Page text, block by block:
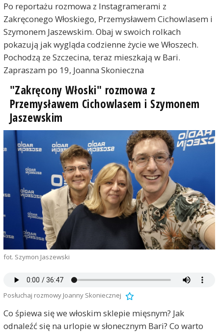
Po reportażu rozmowa z Instagramerami z
Zakręconego Włoskiego, Przemysławem Cichowlasem i
Szymonem Jaszewskim. Obaj w swoich rolkach
pokazują jak wygląda codzienne życie we Włoszech.
Pochodzą ze Szczecina, teraz mieszkają w Bari.
Zapraszam po 19, Joanna Skonieczna
"Zakręcony Włoski" rozmowa z
Przemysławem Cichowlasem i Szymonem
Jaszewskim
fot. Szymon Jaszewski
Posłuchaj rozmowy Joanny Skoniecznej
Co śpiewa się we włoskim sklepie mięsnym? Jak
odnaleźć się na urlopie w słonecznym Bari? Co warto